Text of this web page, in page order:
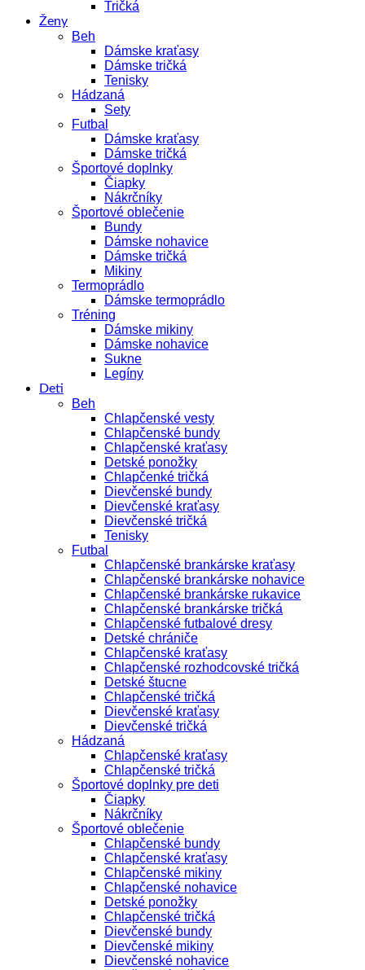
Tričká
Ženy
Beh
Dámske kraťasy
Dámske tričká
Tenisky
Hádzaná
Sety
Futbal
Dámske kraťasy
Dámske tričká
Športové doplnky
Čiapky
Nákrčníky
Športové oblečenie
Bundy
Dámske nohavice
Dámske tričká
Mikiny
Termoprádlo
Dámske termoprádlo
Tréning
Dámske mikiny
Dámske nohavice
Sukne
Legíny
Deti
Beh
Chlapčenské vesty
Chlapčenské bundy
Chlapčenské kraťasy
Detské ponožky
Chlapčenké tričká
Dievčenské bundy
Dievčenské kraťasy
Dievčenské tričká
Tenisky
Futbal
Chlapčenské brankárske kraťasy
Chlapčenské brankárske nohavice
Chlapčenské brankárske rukavice
Chlapčenské brankárske tričká
Chlapčenské futbalové dresy
Detské chrániče
Chlapčenské kraťasy
Chlapčenské rozhodcovské tričká
Detské štucne
Chlapčenské tričká
Dievčenské kraťasy
Dievčenské tričká
Hádzaná
Chlapčenské kraťasy
Chlapčenské tričká
Športové doplnky pre deti
Čiapky
Nákrčníky
Športové oblečenie
Chlapčenské bundy
Chlapčenské kraťasy
Chlapčenské mikiny
Chlapčenské nohavice
Detské ponožky
Chlapčenské tričká
Dievčenské bundy
Dievčenské mikiny
Dievčenské nohavice